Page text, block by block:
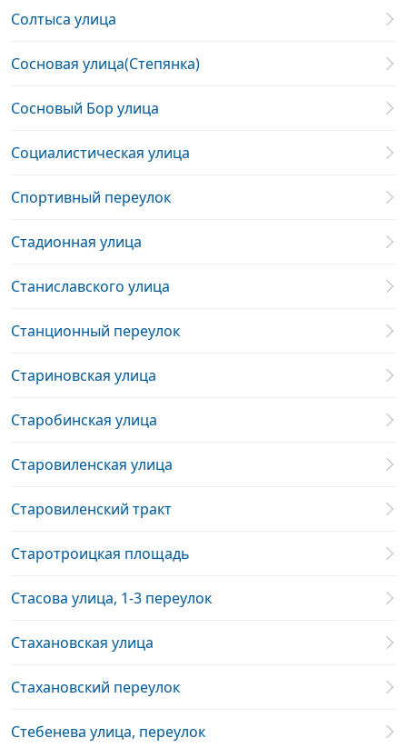
Солтыса улица
Сосновая улица(Степянка)
Сосновый Бор улица
Социалистическая улица
Спортивный переулок
Стадионная улица
Станиславского улица
Станционный переулок
Стариновская улица
Старобинская улица
Старовиленская улица
Старовиленский тракт
Старотроицкая площадь
Стасова улица, 1-3 переулок
Стахановская улица
Стахановский переулок
Стебенева улица, переулок